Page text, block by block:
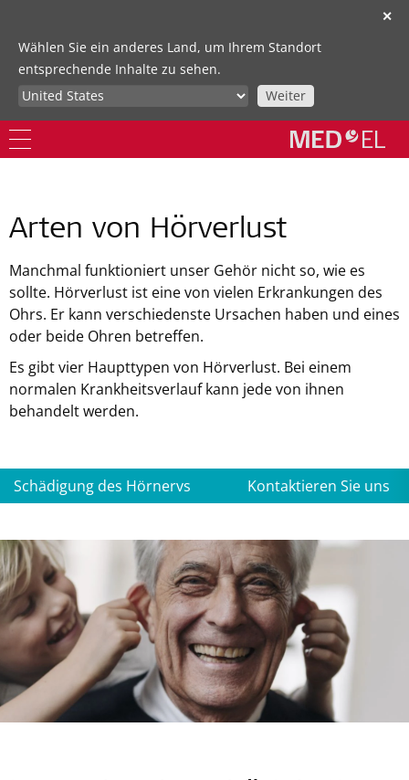
✕
Wählen Sie ein anderes Land, um Ihrem Standort
entsprechende Inhalte zu sehen.
Weiter
Arten von Hörverlust
Manchmal funktioniert unser Gehör nicht so, wie es
sollte. Hörverlust ist eine von vielen Erkrankungen des
Ohrs. Er kann verschiedenste Ursachen haben und eines
oder beide Ohren betreffen.
Es gibt vier Haupttypen von Hörverlust. Bei einem
normalen Krankheitsverlauf kann jede von ihnen
behandelt werden.
Schädigung des Hörnervs Kontaktieren Sie uns